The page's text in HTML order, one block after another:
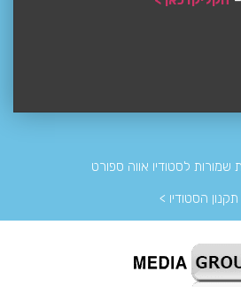
שמורות לסטודיו אווה ספורט
תקנון הסטודיו >